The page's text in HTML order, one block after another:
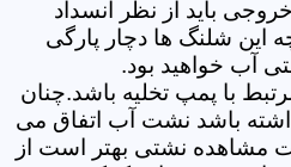
باید از نظر انسداد
این شلنگ ها دچار پارگی
آب خواهید بود.
با پمپ تخلیه باشد.چنان
باشد نشت آب اتفاق می
مشاهده نشتی بهتر است از